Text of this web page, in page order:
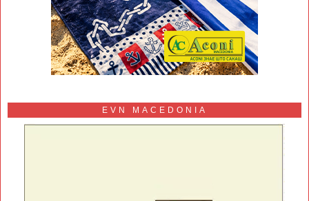
EVN MACEDONIA